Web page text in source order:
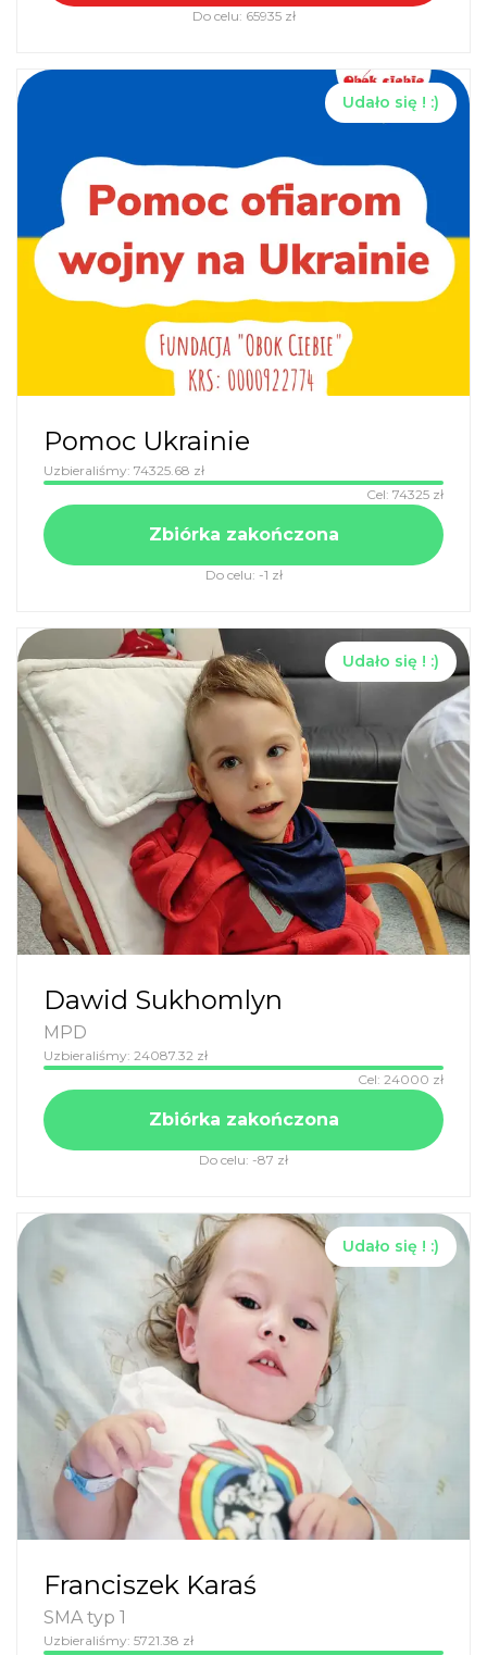
Do celu: 65935zł
Udało się ! :)
Pomoc Ukrainie
Uzbieraliśmy: 74325.68 zł
Cel: 74325 zł
Zbiórka zakończona
Do celu: -1 zł
Udało się ! :)
Dawid Sukhomlyn
MPD
Uzbieraliśmy: 24087.32 zł
Cel: 24000 zł
Zbiórka zakończona
Do celu: -87 zł
Udało się ! :)
Franciszek Karaś
SMA typ 1
Uzbieraliśmy: 5721.38 zł